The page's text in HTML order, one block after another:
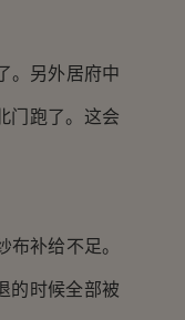
。另外居府中
门跑了。这会
补给不足。
的时候全部被